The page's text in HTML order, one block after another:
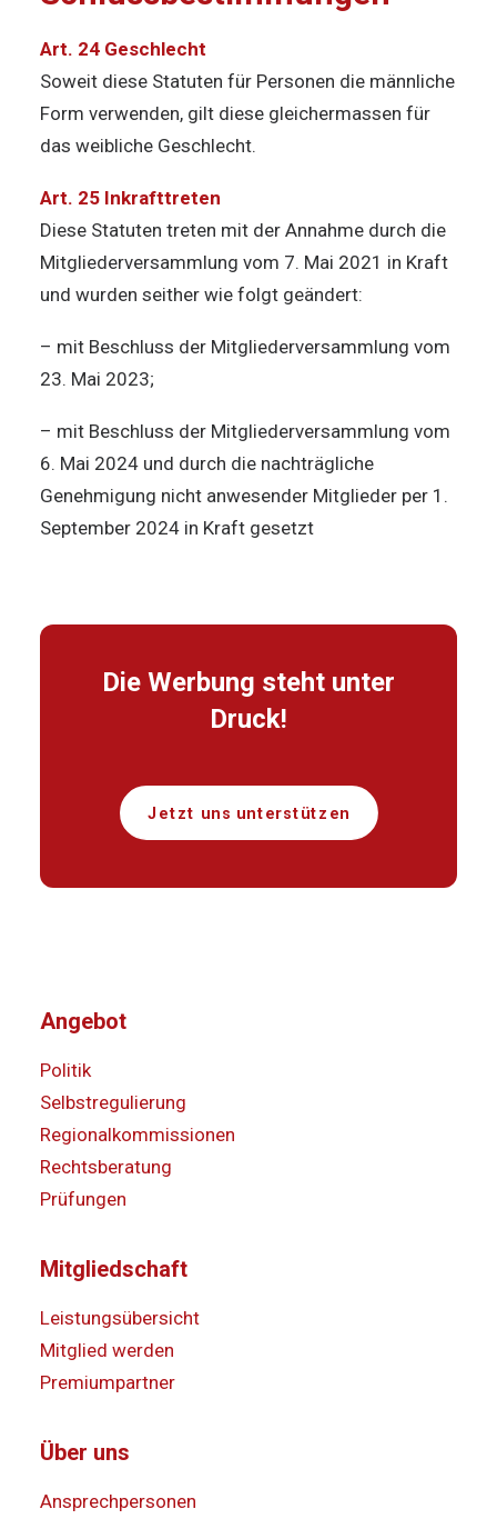
Art. 24 Geschlecht
Soweit diese Statuten für Personen die männliche
Form verwenden, gilt diese gleichermassen für
das weibliche Geschlecht.
Art. 25 Inkrafttreten
Diese Statuten treten mit der Annahme durch die
Mitgliederversammlung vom 7. Mai 2021 in Kraft
und wurden seither wie folgt geändert:
– mit Beschluss der Mitgliederversammlung vom
23. Mai 2023;
– mit Beschluss der Mitgliederversammlung vom
6. Mai 2024 und durch die nachträgliche
Genehmigung nicht anwesender Mitglieder per 1.
September 2024 in Kraft gesetzt
Die Werbung steht unter
Druck!
Jetzt uns unterstützen
Angebot
Politik
Selbstregulierung
Regionalkommissionen
Rechtsberatung
Prüfungen
Mitgliedschaft
Leistungsübersicht
Mitglied werden
Premiumpartner
Über uns
Ansprechpersonen